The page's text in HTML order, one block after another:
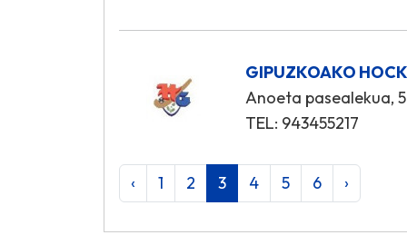
GIPUZKOAKO
Anoeta pasealekua, 5
TEL: 943455217
‹ 1 2 3 4 5 6 ›